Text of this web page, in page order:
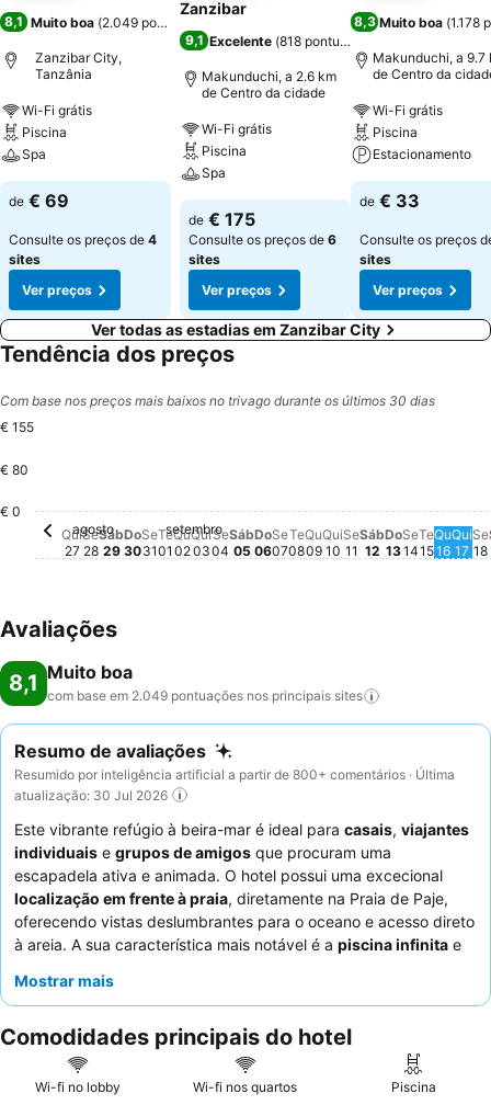
8,1 Muito boa (2.049 pontuações
Zanzibar City,
Tanzânia
Wi-Fi grátis
Piscina
Spa
de € 69
Consulte os preços de 4
sites
Ver preços
Zanzibar
9,1 Excelente (818 pontuações
Makunduchi, a 2.6 km
de Centro da cidade
Wi-Fi grátis
Piscina
Spa
de € 175
Consulte os preços de 6
sites
Ver preços
8,3 Muito boa (1.178
Makunduchi, a 9.7
de Centro da
Wi-Fi grátis
Piscina
Estacionamento
de € 33
Consulte os preços
sites
Ver preços
Ver todas as estadias em Zanzibar City
Tendência dos preços
Com base nos preços mais baixos no trivago durante os últimos 30 dias
€ 155
€ 80
€ 0
Quinta-feira, agosto 27
Não há preço disponível para esta data
agosto
Qui
27
Sexta-feira, agosto 28
Não há preço disponível para esta data
Se
28
Sáb
29
Do
30
Segunda-feira, agosto 31
Não há preço disponível para esta data
Se
31
Terça-feira, setembro 01
Não há preço disponível para esta
setembro
Te
01
Quarta-feira, setembro 02
Não há preço disponível para esta
Qu
02
Quinta-feira, setembro 03
Não há preço disponível para
Qui
03
Sexta-feira, setembro 04
Não há preço disponível para
Se
04
Sábado, setembro 05
€ 96
Sáb
05
Domingo, setembro 06
Não há preço disponível
Do
06
Segunda-feira, setembro
Não há preço disponível
Se
07
Terça-feira, setembro
Não há preço
Te
08
Quarta-feira,
Não há preço
Qu
09
Quinta-feira,
Não há preço
Qui
10
Sexta-feira,
Não há preço
Se
11
Sábado,
€ 92
Sáb
12
Domingo,
Não há
Do
13
Não há
Se
14
Terça-
Não há
Te
15
Não
Qu
16
Qui
17
Se
18
Avaliações
8,1 Muito boa
com base em 2.049 pontuações nos principais sites
Resumo de avaliações
Resumido por inteligência artificial a partir de 800+ comentários · Última
atualização: 30 Jul 2026
Este vibrante refúgio à beira-mar é ideal para casais, viajantes
individuais e grupos de amigos que procuram uma
escapadela ativa e animada. O hotel possui uma excecional
localização em frente à praia, diretamente na Praia de Paje,
oferecendo vistas deslumbrantes para o oceano e acesso direto
à areia. A sua característica mais notável é a piscina infinita e
Os hóspedes elogiam consistentemente o
pequeno-almoço. Para uma experiência mais tranquila,
considere pedir um quarto longe da área da piscina principal,
especialmente aos fins de semana.
Mostrar mais
Comodidades principais do hotel
Wi-fi no lobby Wi-fi nos quartos Piscina